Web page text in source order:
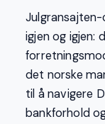
igjen og igjen:
det norske
til å navigere
bankforhold